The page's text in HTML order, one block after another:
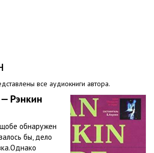
все аудиокниги автора.
Рэнкин
обнаружен
бы, дело